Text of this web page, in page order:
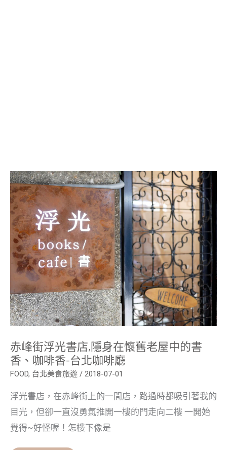
赤峰街浮光書店,隱身在懷舊老屋中的書
香、咖啡香-台北咖啡廳
FOOD, 台北美食旅遊 / 2018-07-01
浮光書店，在赤峰街上的一間店，路過時都吸引著我的
目光，但卻一直沒勇氣推開一樓的門走向二樓 一開始
覺得~好怪喔！怎樓下像是
赤
峰
街
浮
光
書
店,
隱
身
在
懷
舊
老
屋
中
的
書
香、
咖
香-
台
北
咖
廳